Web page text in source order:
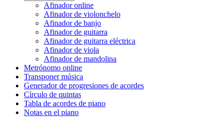
Afinador online
Afinador de violonchelo
Afinador de banjo
Afinador de guitarra
Afinador de guitarra eléctrica
Afinador de viola
Afinador de mandolina
Metrónomo online
Transponer música
Generador de progresiones de acordes
Círculo de quintas
Tabla de acordes de piano
Notas en el piano